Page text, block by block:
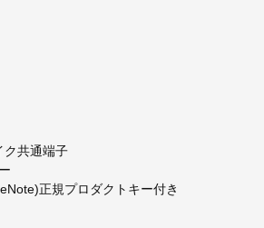
ク共通端子
正規プロダクトキー付き